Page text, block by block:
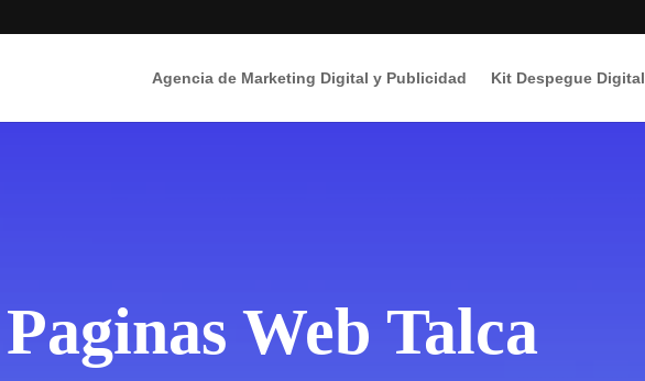
Agencia de Marketing Digital y Publicidad Kit Despegue Digital
Paginas Web Talca